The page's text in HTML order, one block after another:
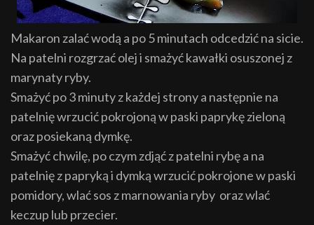
Makaron zalać wodą a po 5 minutach odcedzić na sicie.
Na patelni rozgrzać olej i smażyćkawałki osuszonej z
marynaty ryby.
Smażyćpo 3 minuty z każdej strony a następnie na
patelnięwrzucićpokrojonąw paski paprykęzieloną
oraz posiekaną dymkę.
Smażyćchwilę, po czym zdjąć z patelni rybę a na
patelnię z papryką i dymką wrzucićpokrojone w paski
pomidory, wlać sos z marnowania ryby oraz wlać
keczup lub przecier.